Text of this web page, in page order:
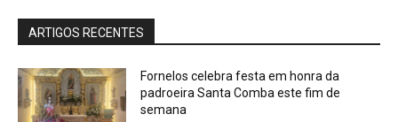
ARTIGOS RECENTES
Fornelos celebra festa em honra da
padroeira Santa Comba este fim de
semana